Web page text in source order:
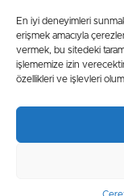
En iyi deneyimleri
erişmek amacıyla
vermek, bu sitedeki
işlememize izin
özellikleri ve işlevleri
TV Yayın Akışları
Yazarlar Site
AMP